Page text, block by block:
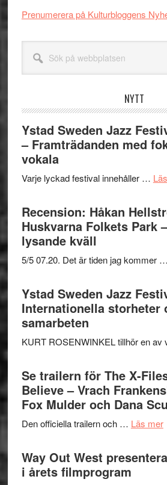
Prenumerera på Kulturbloggens
webbplatsen
NYTT
Ystad Sweden Jazz
– Framträdanden med
vokala
Varje lyckad festival innehåller …
Recension: Håkan
Huskvarna Folkets Park
lysande kväll
5/5 07.20. Det är tiden jag kommer …
Ystad Sweden Jazz
Internationella storheter
samarbeten
KURT ROSENWINKEL tillhör en
Se trailern för The X-
Believe – Vrach
Fox Mulder och Dana
Den officiella trailern och … Läs mer
Way Out West
i årets filmprogram